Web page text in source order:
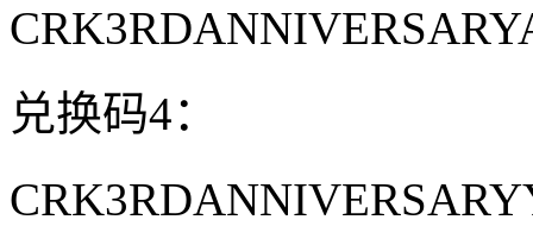
兑换码4：